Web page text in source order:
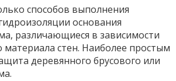
способов выполнения
основания
различающиеся в зависимости
материала стен. Наиболее простым
деревянного брусового или